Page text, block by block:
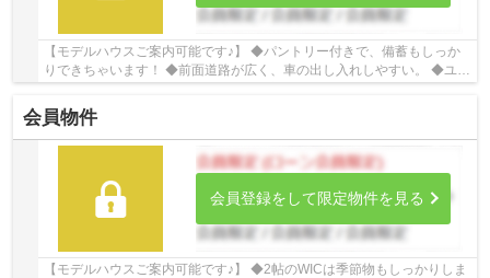
【モデルハウスご案内可能です♪】 ◆パントリー付きで、備蓄もしっか
りできちゃいます！ ◆前面道路が広く、車の出し入れしやすい。 ◆ユー
会員物件
会員登録をして限定物件を見る
【モデルハウスご案内可能です♪】 ◆2帖のWICは季節物もしっかりしま